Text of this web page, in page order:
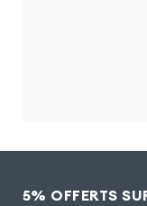
5% OFFERTS